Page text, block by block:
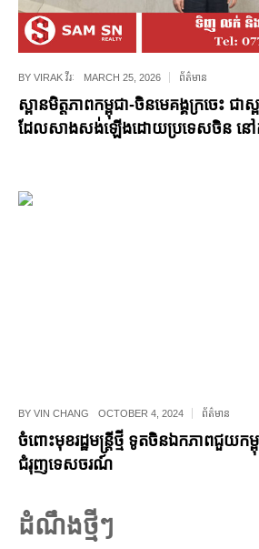
BY VIRAK វីរៈ MARCH 25, 2026 ព័ត៌មាន
ស្ពានមិត្តភាពកម្ពុជា-ចិនមេគង្គក្រចេះ ជា
ដែលសាងសង់ឡើងដោយប្រទេសចិន នៅក
BY VIN CHANG OCTOBER 4, 2024 ព័ត៌មាន
ចំពោះមុខរដ្ឋមន្រ្តីថ្មី ទូតចិនឯកភាពជួយកម្
ជំរុញទេសចរណ៍
ដំណឹងថ្មីៗ